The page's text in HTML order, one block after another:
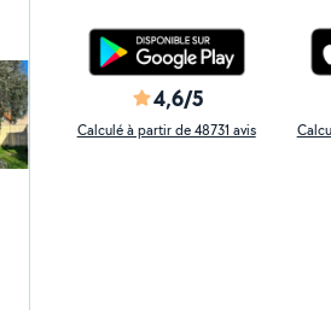
4,6/5
Calculé à partir de 48731 avis